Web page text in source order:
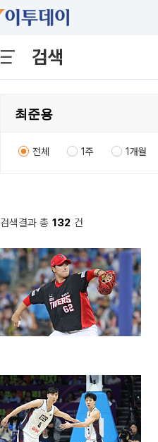
검색
전체 1주 1개월
검색결과 총 132 건